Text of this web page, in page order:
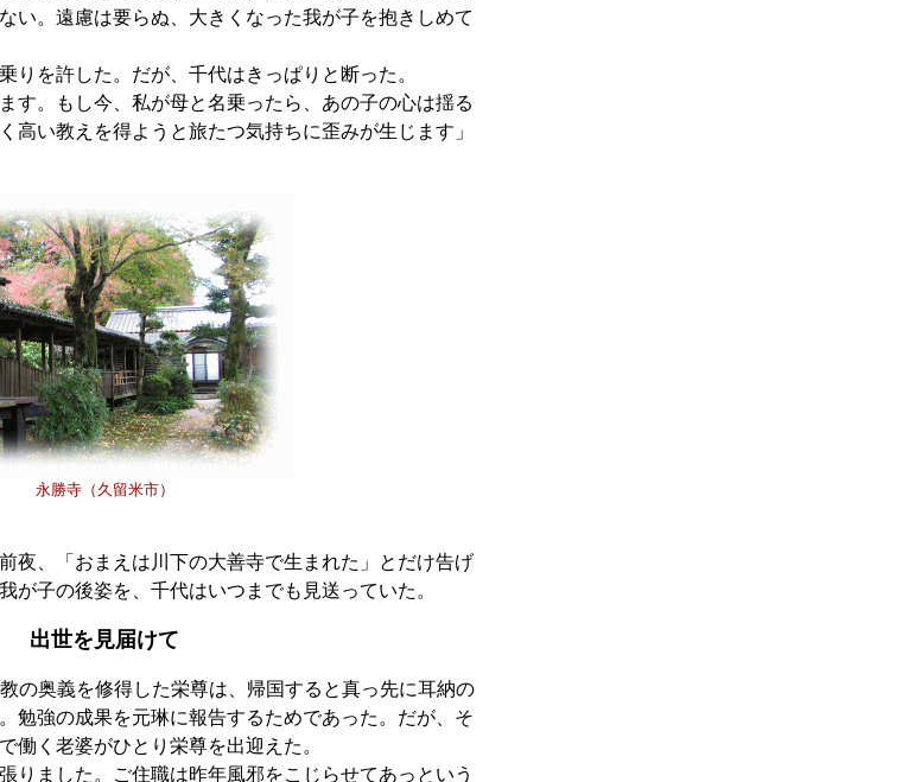
い。遠慮は要らぬ、大きくなった我が子を抱きしめて
りを許した。だが、千代はきっぱりと断った。
す。もし今、私が母と名乗ったら、あの子の心は揺る
高い教えを得ようと旅たつ気持ちに歪みが生じます」
永勝寺（久留米市）
夜、「おまえは川下の大善寺で生まれた」とだけ告げ
が子の後姿を、千代はいつまでも見送っていた。
出世を見届けて
の奥義を修得した栄尊は、帰国すると真っ先に耳納の
勉強の成果を元琳に報告するためであった。だが、そ
働く老婆がひとり栄尊を出迎えた。
りました。ご住職は昨年風邪をこじらせてあっという